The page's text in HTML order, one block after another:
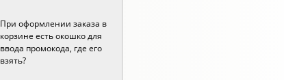
При оформлении заказа в
корзине есть окошко для
ввода промокода, где его
взять?